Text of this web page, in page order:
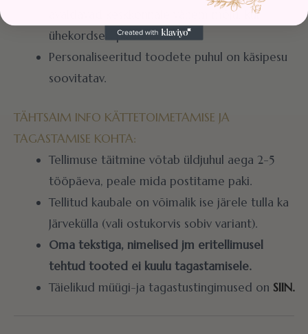
avaldavad keskkonnale vähem mõju, kui
ühekordsed plastiknõud.
Personaliseeritud toodete puhul on käsipesu
soovitatav.
TÄHTSAIM INFO KÄTTETOIMETAMISE JA
TAGASTAMISE KOHTA:
Tellimuse täitmine võtab üldjuhul aega 2-5
tööpäeva, peale mida postitame paki.
Tellitud kaubale on võimalik ise järele tulla ka
Järvekülla (vali ostukorvis sobiv variant).
Oma tekstiga, nimelised jm eritellimusel
tehtud tooted ei kuulu tagastamisele.
Täielikud müügi-ja tagastustingimused on SIIN.